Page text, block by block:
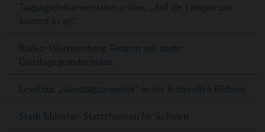
Tagungsdokumentation online: „Auf die Lehrperson
kommt es an“
Baden-Württemberg: Reform mit mehr
Ganztagsgrundschulen
Lesetipp: „Ganztagsprojekte“ in der kulturellen Bildung
Stadt Münster: Startchancen für Schulen